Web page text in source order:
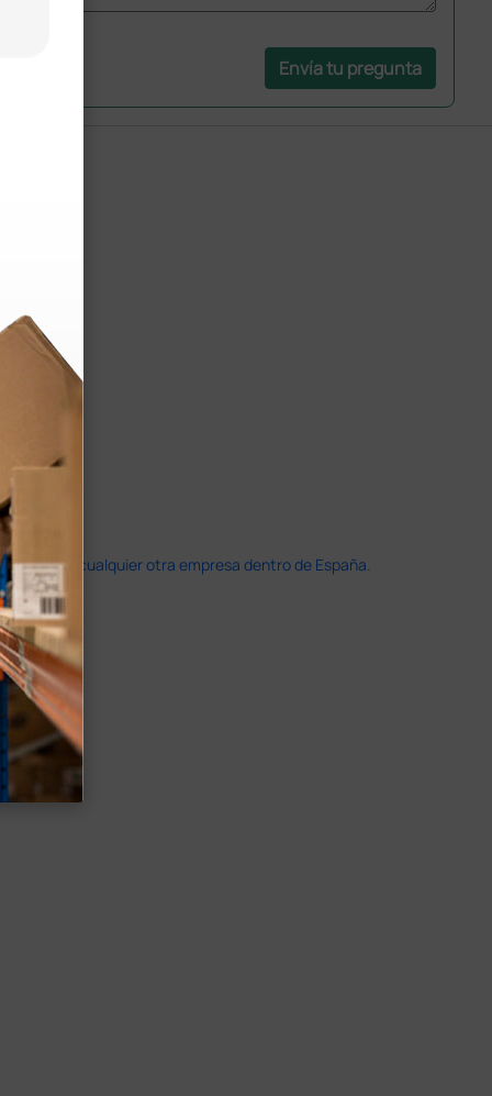
Envía tu pregunta
que en cualquier otra empresa dentro de España.